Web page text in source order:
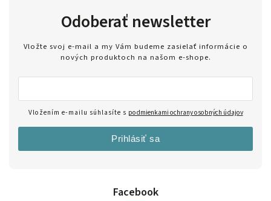
Facebook
Odoberať newsletter
Vložte svoj e-mail a my Vám budeme zasielať informácie o
nových produktoch na našom e-shope.
Vložením e-mailu súhlasíte s podmienkami ochrany osobných údajov
Prihlásiť sa